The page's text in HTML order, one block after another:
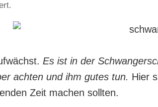
Es ist in der
achten und ihm gutes tun. Hier
Zeit machen sollten.